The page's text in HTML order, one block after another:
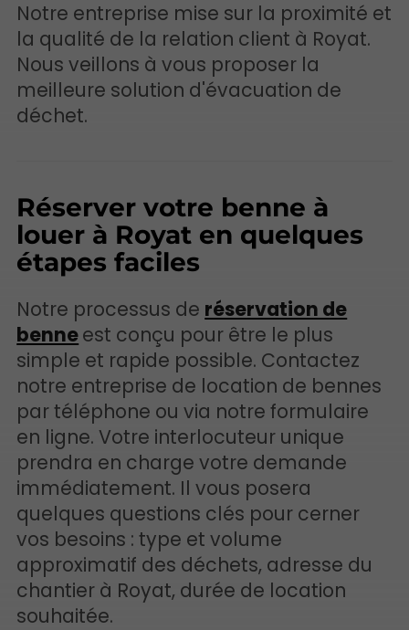
Notre entreprise mise sur la proximité et
la qualité de la relation client à Royat.
Nous veillons à vous proposer la
meilleure solution d'évacuation de
déchet.
Réserver votre benne à
louer à Royat en quelques
étapes faciles
Notre processus de réservation de
benneest conçu pour être le plus
simple et rapide possible. Contactez
notre entreprise de location de bennes
par téléphone ou via notre formulaire
en ligne. Votre interlocuteur unique
prendra en charge votre demande
immédiatement. Il vous posera
quelques questions clés pour cerner
vos besoins : type et volume
approximatif des déchets, adresse du
chantier à Royat, durée de location
souhaitée.